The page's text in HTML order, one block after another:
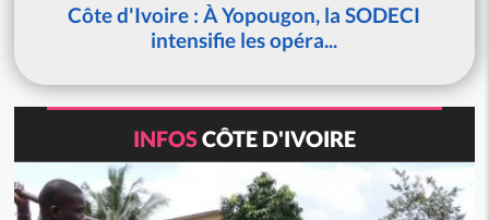
Côte d'Ivoire : À Yopougon, la SODECI
intensifie les opéra...
INFOSCÔTE D'IVOIRE